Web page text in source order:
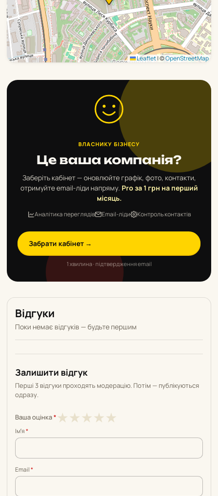
Leaflet|©OpenStreetMap
ВЛАСНИКУ БІЗНЕСУ
Це ваша компанія?
Заберіть кабінет — оновлюйте графік, фото, контакти,
отримуйте email-ліди напряму. Pro за 1 грн на перший
місяць.
Аналітика переглядів Email-ліди Контроль контактів
Забрати кабінет →
1 хвилина · підтвердження email
Відгуки
Поки немає відгуків — будьте першим
Залишити відгук
Перші 3 відгуки проходять модерацію. Потім — публікуються
одразу.
Ваша оцінка* ★
5
★4
5
★3
5
★2
5
★1
5
Імʼя*
Email*